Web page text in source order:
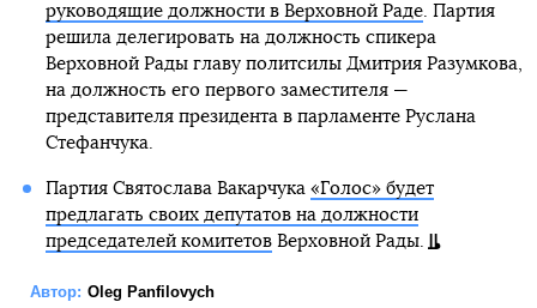
руководящие должности в Верховной Раде. Партия
решила делегировать на должность спикера
Верховной Рады главу политсилы Дмитрия Разумкова,
на должность его первого заместителя —
представителя президента в парламенте Руслана
Стефанчука.
Партия Святослава Вакарчука «Голос» будет
предлагать своих депутатов на должности
председателей комитетовВерховной Рады.
Автор: Oleg Panfilovych